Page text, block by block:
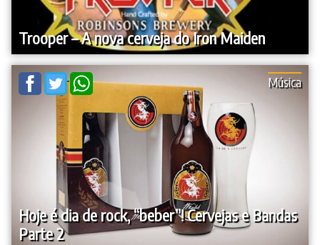
Trooper – A nova cerveja do Iron Maiden
Hoje é dia de rock, “beber”! Cervejas e Bandas
Parte 2
Música